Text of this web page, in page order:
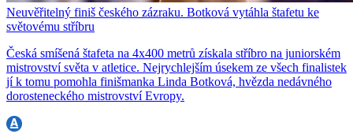
Neuvěřitelný finiš českého zázraku. Botková vytáhla štafetu ke
světovému stříbru
Česká smíšená štafeta na 4x400 metrů získala stříbro na juniorském
mistrovství světa v atletice. Nejrychlejším úsekem ze všech finalistek
jí k tomu pomohla finišmanka Linda Botková, hvězda nedávného
dorosteneckého mistrovství Evropy.